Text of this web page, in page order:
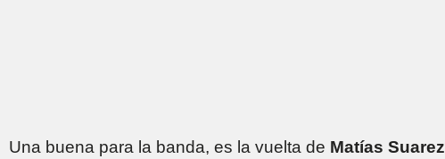
Una buena para la banda, es la vuelta de Matías Suarez